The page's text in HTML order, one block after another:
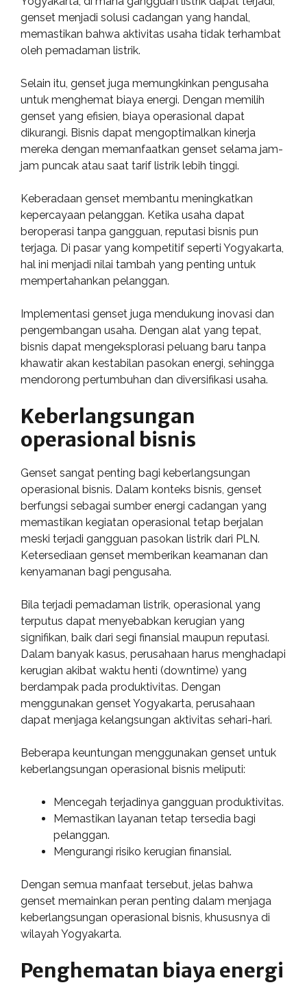
genset menjadi solusi cadangan yang handal,
memastikan bahwa aktivitas usaha tidak terhambat
oleh pemadaman listrik.
Selain itu, genset juga memungkinkan pengusaha
untuk menghemat biaya energi. Dengan memilih
genset yang efisien, biaya operasional dapat
dikurangi. Bisnis dapat mengoptimalkan kinerja
mereka dengan memanfaatkan genset selama jam-
jam puncak atau saat tarif listrik lebih tinggi.
Keberadaan genset membantu meningkatkan
kepercayaan pelanggan. Ketika usaha dapat
beroperasi tanpa gangguan, reputasi bisnis pun
terjaga. Di pasar yang kompetitif seperti Yogyakarta,
hal ini menjadi nilai tambah yang penting untuk
mempertahankan pelanggan.
Implementasi genset juga mendukung inovasi dan
pengembangan usaha. Dengan alat yang tepat,
bisnis dapat mengeksplorasi peluang baru tanpa
khawatir akan kestabilan pasokan energi, sehingga
mendorong pertumbuhan dan diversifikasi usaha.
Keberlangsungan
operasional bisnis
Genset sangat penting bagi keberlangsungan
operasional bisnis. Dalam konteks bisnis, genset
berfungsi sebagai sumber energi cadangan yang
memastikan kegiatan operasional tetap berjalan
meski terjadi gangguan pasokan listrik dari PLN.
Ketersediaan genset memberikan keamanan dan
kenyamanan bagi pengusaha.
Bila terjadi pemadaman listrik, operasional yang
terputus dapat menyebabkan kerugian yang
signifikan, baik dari segi finansial maupun reputasi.
Dalam banyak kasus, perusahaan harus menghadapi
kerugian akibat waktu henti (downtime) yang
berdampak pada produktivitas. Dengan
menggunakan genset Yogyakarta, perusahaan
dapat menjaga kelangsungan aktivitas sehari-hari.
Beberapa keuntungan menggunakan genset untuk
keberlangsungan operasional bisnis meliputi:
Mencegah terjadinya gangguan produktivitas.
Memastikan layanan tetap tersedia bagi
pelanggan.
Mengurangi risiko kerugian finansial.
Dengan semua manfaat tersebut, jelas bahwa
genset memainkan peran penting dalam menjaga
keberlangsungan operasional bisnis, khususnya di
wilayah Yogyakarta.
Penghematan biaya energi